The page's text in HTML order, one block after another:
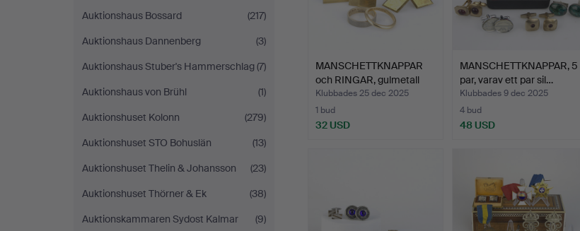
Auktionshaus Bossard
(217)
Auktionshaus Dannenberg
(3)
Auktionshaus Stuber's Hammerschlag(7)
Auktionshaus von Brühl
(1)
Auktionshuset Kolonn
(279)
Auktionshuset STO Bohuslän
(13)
Auktionshuset Thelin & Johansson
(23)
Auktionshuset Thörner & Ek
(38)
Auktionskammaren Sydost Kalmar
(9)
MANSCHETTKNAPPAR
och RINGAR, gulmetall
och…
Klubbades 25 dec 2025
1 bud
32 USD
MANSCHETTKNAPPAR, 5
par, varav ett par sil…
Klubbades 9 dec 2025
4 bud
48 USD